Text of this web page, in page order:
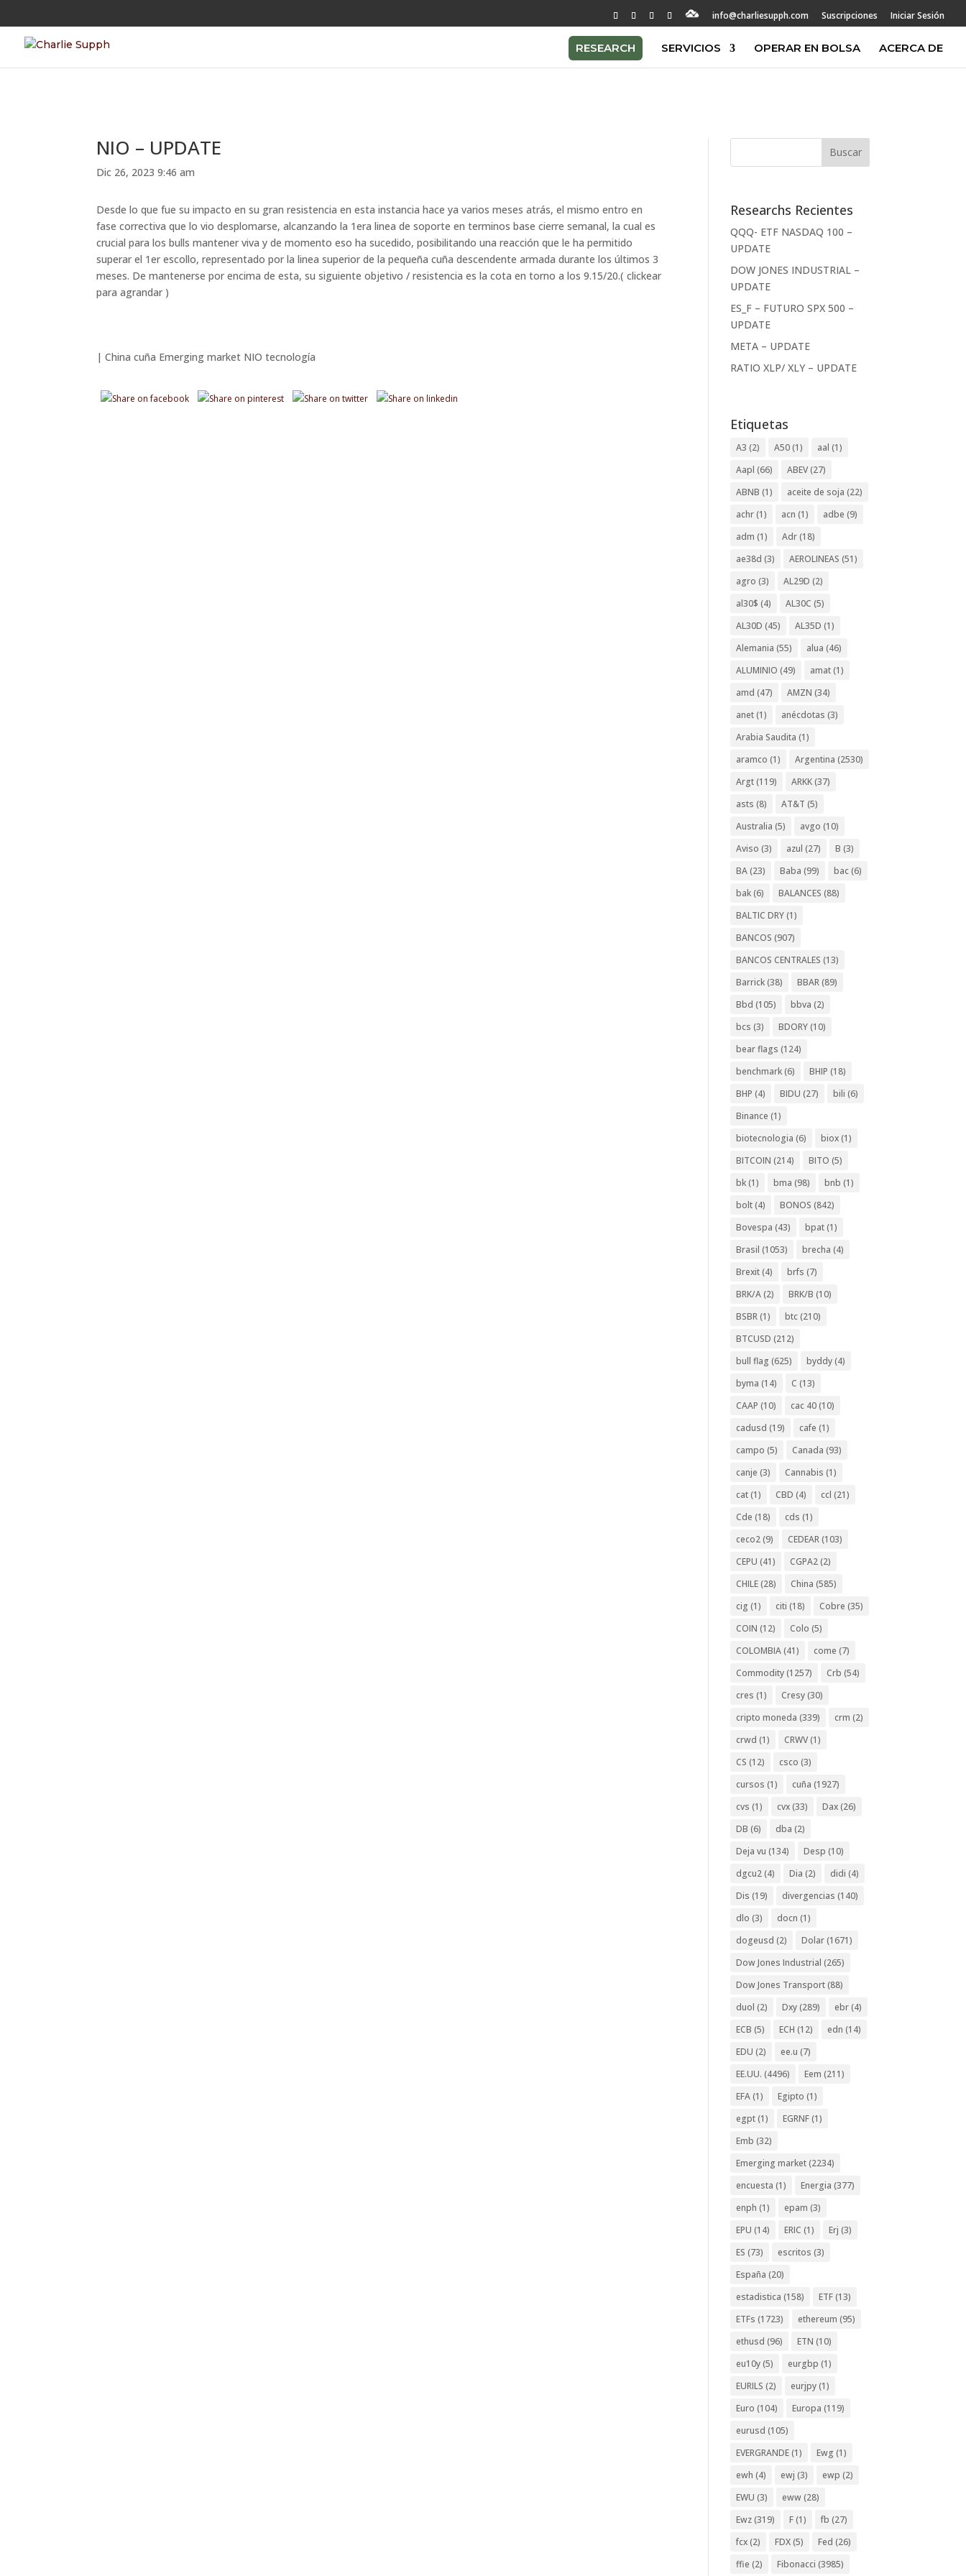
info@charliesupph.com Suscripciones Iniciar Sesión
RESEARCH SERVICIOS OPERAR EN BOLSA ACERCA DE
NIO – UPDATE
Dic 26, 2023 9:46 am
Desde lo que fue su impacto en su gran resistencia en esta instancia hace ya varios meses atrás, el mismo entro en
fase correctiva que lo vio desplomarse, alcanzando la 1era linea de soporte en terminos base cierre semanal, la cual es
crucial para los bulls mantener viva y de momento eso ha sucedido, posibilitando una reacción que le ha permitido
superar el 1er escollo, representado por la linea superior de la pequeña cuña descendente armada durante los últimos 3
meses. De mantenerse por encima de esta, su siguiente objetivo / resistencia es la cota en torno a los 9.15/20.( clickear
para agrandar )
|China cuña Emerging market NIO tecnología
Researchs Recientes
QQQ- ETF NASDAQ 100 –
UPDATE
DOW JONES INDUSTRIAL –
UPDATE
ES_F – FUTURO SPX 500 –
UPDATE
META – UPDATE
RATIO XLP/ XLY – UPDATE
Etiquetas
A3 (2) A50 (1) aal (1)
Aapl (66) ABEV (27)
ABNB (1) aceite de soja (22)
achr (1) acn (1) adbe (9)
adm (1) Adr (18)
ae38d (3) AEROLINEAS (51)
agro (3) AL29D (2)
al30$ (4) AL30C (5)
AL30D (45) AL35D (1)
Alemania (55) alua (46)
ALUMINIO (49) amat (1)
amd (47) AMZN (34)
anet (1) anécdotas (3)
Arabia Saudita (1)
aramco (1) Argentina (2530)
Argt (119) ARKK (37)
asts (8) AT&T (5)
Australia (5) avgo (10)
Aviso (3) azul (27) B (3)
BA (23) Baba (99) bac (6)
bak (6) BALANCES (88)
BALTIC DRY (1)
BANCOS (907)
BANCOS CENTRALES (13)
Barrick (38) BBAR (89)
Bbd (105) bbva (2)
bcs (3) BDORY (10)
bear flags (124)
benchmark (6) BHIP (18)
BHP (4) BIDU (27) bili (6)
Binance (1)
biotecnologia (6) biox (1)
BITCOIN (214) BITO (5)
bk (1) bma (98) bnb (1)
bolt (4) BONOS (842)
Bovespa (43) bpat (1)
Brasil (1053) brecha (4)
Brexit (4) brfs (7)
BRK/A (2) BRK/B (10)
BSBR (1) btc (210)
BTCUSD (212)
bull flag (625) byddy (4)
byma (14) C (13)
CAAP (10) cac 40 (10)
cadusd (19) cafe (1)
campo (5) Canada (93)
canje (3) Cannabis (1)
cat (1) CBD (4) ccl (21)
Cde (18) cds (1)
ceco2 (9) CEDEAR (103)
CEPU (41) CGPA2 (2)
CHILE (28) China (585)
cig (1) citi (18) Cobre (35)
COIN (12) Colo (5)
COLOMBIA (41) come (7)
Commodity (1257) Crb (54)
cres (1) Cresy (30)
cripto moneda (339) crm (2)
crwd (1) CRWV (1)
CS (12) csco (3)
cursos (1) cuña (1927)
cvs (1) cvx (33) Dax (26)
DB (6) dba (2)
Deja vu (134) Desp (10)
dgcu2 (4) Dia (2) didi (4)
Dis (19) divergencias (140)
dlo (3) docn (1)
dogeusd (2) Dolar (1671)
Dow Jones Industrial (265)
Dow Jones Transport (88)
duol (2) Dxy (289) ebr (4)
ECB (5) ECH (12) edn (14)
EDU (2) ee.u (7)
EE.UU. (4496) Eem (211)
EFA (1) Egipto (1)
egpt (1) EGRNF (1)
Emb (32)
Emerging market (2234)
encuesta (1) Energia (377)
enph (1) epam (3)
EPU (14) ERIC (1) Erj (3)
ES (73) escritos (3)
España (20)
estadistica (158) ETF (13)
ETFs (1723) ethereum (95)
ethusd (96) ETN (10)
eu10y (5) eurgbp (1)
EURILS (2) eurjpy (1)
Euro (104) Europa (119)
eurusd (105)
EVERGRANDE (1) Ewg (1)
ewh (4) ewj (3) ewp (2)
EWU (3) eww (28)
Ewz (319) F (1) fb (27)
fcx (2) FDX (5) Fed (26)
ffie (2) Fibonacci (3985)